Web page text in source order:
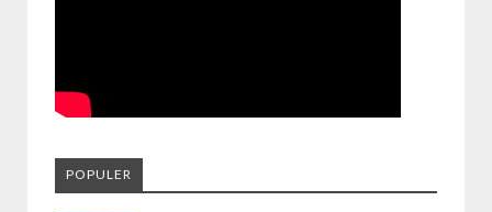
POPULER